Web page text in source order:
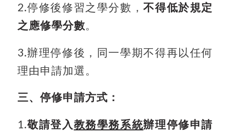
2.停修後修習之學分數，不得低於規定
之應修學分數。
3.辦理停修後，同一學期不得再以任何
理由申請加選。
三、停修申請方式：
1.敬請登入 教務學務系統辦理停修申請